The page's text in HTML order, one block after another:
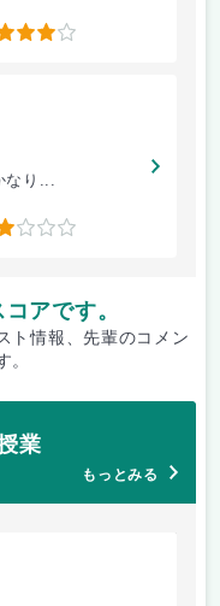
なり...
アです。
ト情報、先輩のコメン
。
業
もっとみる